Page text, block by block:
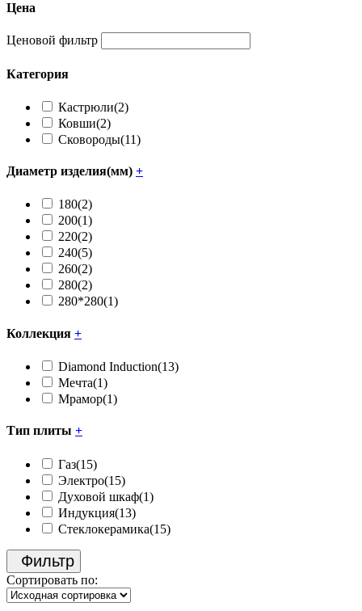
Цена
Ценовой фильтр
Категория
Кастрюли(2)
Ковши(2)
Сковороды(11)
Диаметр изделия(мм) +
180(2)
200(1)
220(2)
240(5)
260(2)
280(2)
280*280(1)
Коллекция +
Diamond Induction(13)
Мечта(1)
Мрамор(1)
Тип плиты +
Газ(15)
Электро(15)
Духовой шкаф(1)
Индукция(13)
Стеклокерамика(15)
Фильтр
Сортировать по: